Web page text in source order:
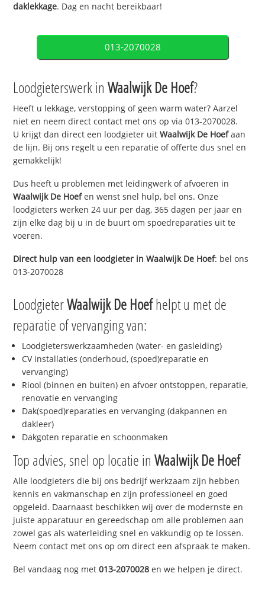
daklekkage. Dag en nacht bereikbaar!
013-2070028
Loodgieterswerk inWaalwijk De Hoef?
Heeft u lekkage, verstopping of geen warm water? Aarzel
niet en neem direct contact met ons op via 013-2070028.
U krijgt dan direct een loodgieter uitWaalwijk De Hoefaan
de lijn. Bij ons regelt u een reparatie of offerte dus snel en
gemakkelijk!
Dus heeft u problemen met leidingwerk of afvoeren in
Waalwijk De Hoefen wenst snel hulp, bel ons. Onze
loodgieters werken 24 uur per dag, 365 dagen per jaar en
zijn elke dag bij u in de buurt om spoedreparaties uit te
voeren.
Direct hulp van een loodgieter inWaalwijk De Hoef: bel ons
013-2070028
LoodgieterWaalwijk De Hoefhelpt u met de
reparatie of vervanging van:
Loodgieterswerkzaamheden (water- en gasleiding)
CV installaties (onderhoud, (spoed)reparatie en
vervanging)
Riool (binnen en buiten) en afvoer ontstoppen, reparatie,
renovatie en vervanging
Dak(spoed)reparaties en vervanging (dakpannen en
dakleer)
Dakgoten reparatie en schoonmaken
Top advies, snel op locatie inWaalwijk De Hoef
Alle loodgieters die bij ons bedrijf werkzaam zijn hebben
kennis en vakmanschap en zijn professioneel en goed
opgeleid. Daarnaast beschikken wij over de modernste en
juiste apparatuur en gereedschap om alle problemen aan
zowel gas als waterleiding snel en vakkundig op te lossen.
Neem contact met ons op om direct een afspraak te maken.
Bel vandaag nog met013-2070028 en we helpen je direct.